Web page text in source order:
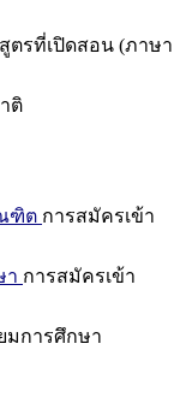
ตรที่เปิดสอน (ภาษา
ติ
ฑิต การสมัครเข้า
า การสมัครเข้า
มการศึกษา